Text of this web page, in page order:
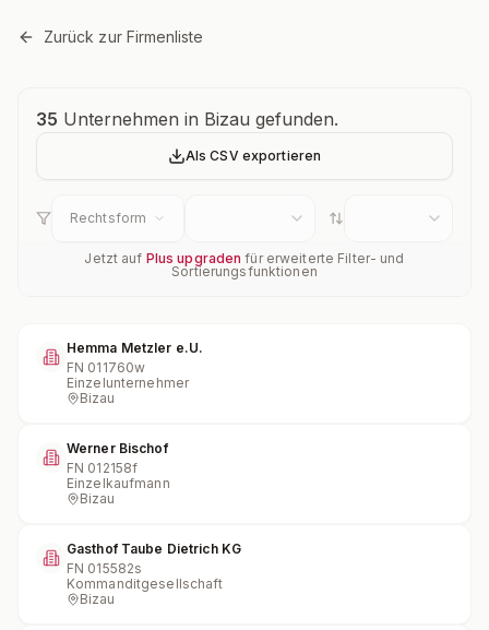
Zurück zur Firmenliste
Unternehmensübersicht
35 Unternehmen in Bizau gefunden.
Als CSV exportieren
Rechtsform
Jetzt auf Plus upgraden für erweiterte Filter- und
Sortierungsfunktionen
Hemma Metzler e.U.
FN 011760w
Einzelunternehmer
Bizau
Werner Bischof
FN 012158f
Einzelkaufmann
Bizau
Gasthof Taube Dietrich KG
FN 015582s
Kommanditgesellschaft
Bizau